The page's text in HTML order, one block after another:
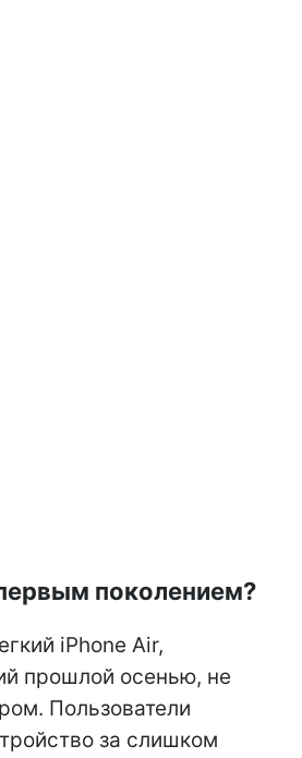
поколением?
iPhone Air,
прошлой осенью, не
Пользователи
за слишком